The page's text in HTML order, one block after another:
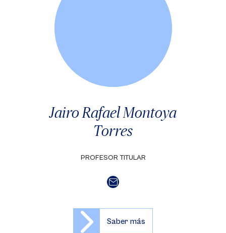
Jairo Rafael Montoya
Torres
PROFESOR TITULAR
Saber más